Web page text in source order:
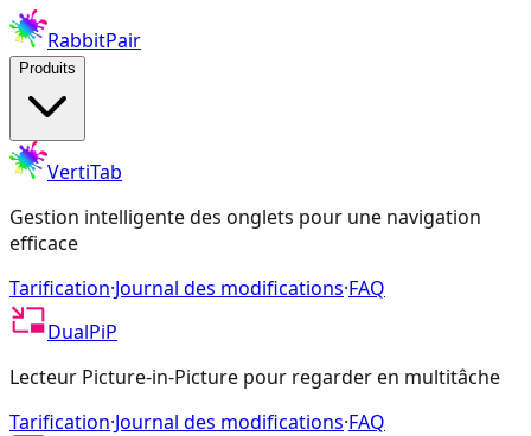
RabbitPair
Produits
VertiTab
Gestion intelligente des onglets pour une navigation
efficace
Tarification·Journal des modifications·FAQ
DualPiP
Lecteur Picture-in-Picture pour regarder en multitâche
Tarification·Journal des modifications·FAQ